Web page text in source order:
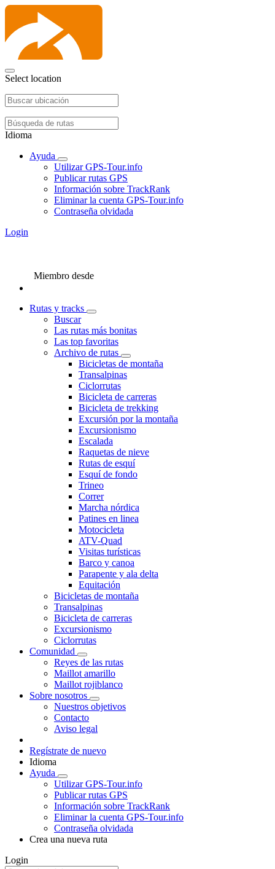
Select location
Idioma
Ayuda
Utilizar GPS-Tour.info
Publicar rutas GPS
Información sobre TrackRank
Eliminar la cuenta GPS-Tour.info
Contraseña olvidada
Login
Miembro desde
Rutas y tracks
Buscar
Las rutas más bonitas
Las top favoritas
Archivo de rutas
Bicicletas de montaña
Transalpinas
Ciclorrutas
Bicicleta de carreras
Bicicleta de trekking
Excursión por la montaña
Excursionismo
Escalada
Raquetas de nieve
Rutas de esquí
Esquí de fondo
Trineo
Correr
Marcha nórdica
Patines en linea
Motocicleta
ATV-Quad
Visitas turísticas
Barco y canoa
Parapente y ala delta
Equitación
Bicicletas de montaña
Transalpinas
Bicicleta de carreras
Excursionismo
Ciclorrutas
Comunidad
Reyes de las rutas
Maillot amarillo
Maillot rojiblanco
Sobre nosotros
Nuestros objetivos
Contacto
Aviso legal
Regístrate de nuevo
Idioma
Ayuda
Utilizar GPS-Tour.info
Publicar rutas GPS
Información sobre TrackRank
Eliminar la cuenta GPS-Tour.info
Contraseña olvidada
Crea una nueva ruta
Login